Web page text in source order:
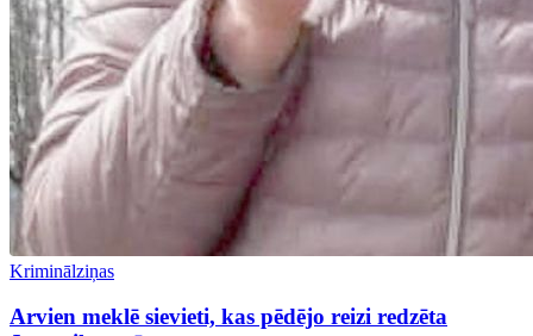
Kriminālziņas
Arvien meklē sievieti, kas pēdējo reizi redzēta